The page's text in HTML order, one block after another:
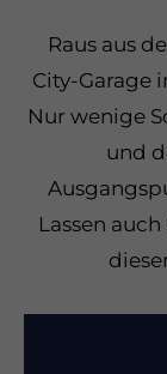
Raus aus
City-Garage
Nur wenige
und
Lassen